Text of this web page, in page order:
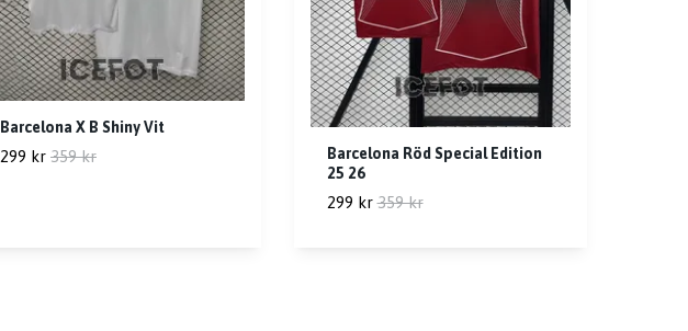
Barcelona X B Shiny Vit
299 kr 359 kr
Barcelona Röd Special Edition
25 26
299 kr 359 kr